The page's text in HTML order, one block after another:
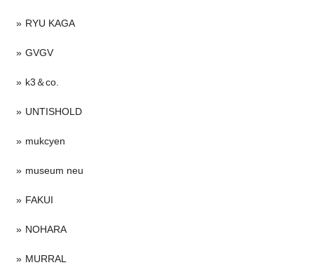
RYU KAGA
GVGV
k3＆co.
UNTISHOLD
mukcyen
museum neu
FAKUI
NOHARA
MURRAL